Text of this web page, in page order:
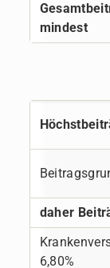
mindest
daher
6,80%